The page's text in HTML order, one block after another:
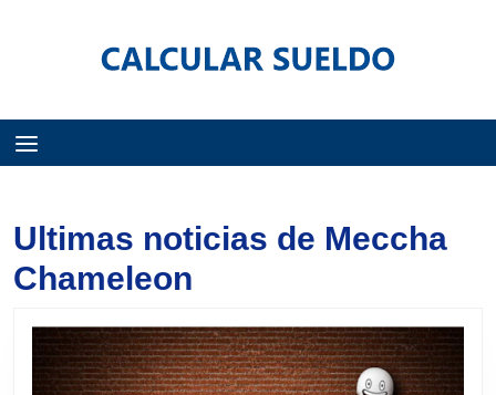
Ultimas noticias de Meccha
Chameleon